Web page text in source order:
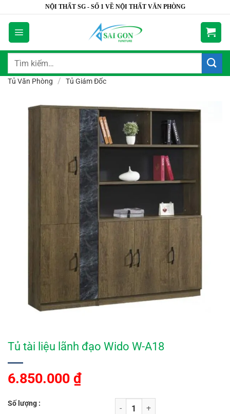
dung
NỘI THẤT SG - SỐ 1 VỀ NỘI THẤT VĂN PHÒNG
Tìm
Tủ Văn Phòng / Tủ Giám Đốc
Tủ tài liệu lãnh đạo Wido W-A18
6.850.000 ₫
Số lượng : Tủ tài liệu lãnh đạo Wido W-A18